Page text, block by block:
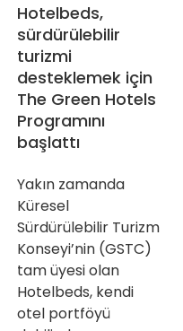
Hotelbeds,
sürdürülebilir
turizmi
desteklemek için
The Green Hotels
Programını
başlattı
Yakın zamanda
Küresel
Sürdürülebilir Turizm
Konseyi’nin (GSTC)
tam üyesi olan
Hotelbeds, kendi
otel portföyü